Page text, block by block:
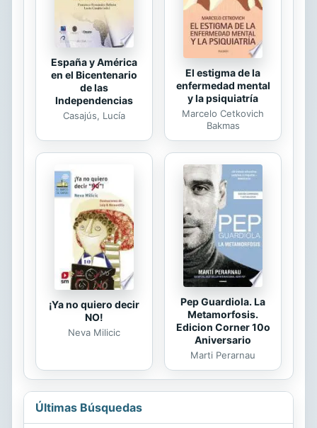
unas horas de ilusin.
España y América
en el Bicentenario
de las
Independencias
Casajús, Lucía
El estigma de la
enfermedad mental
y la psiquiatría
Marcelo Cetkovich
Bakmas
¡Ya no quiero decir
NO!
Neva Milicic
Pep Guardiola. La
Metamorfosis.
Edicion Corner 10o
Aniversario
Marti Perarnau
Últimas Búsquedas